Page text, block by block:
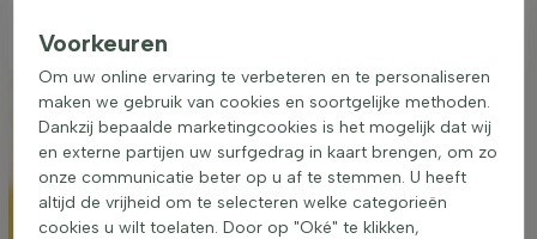
optimale ontwikkeling van Anemone japonica 'Wild Swan'.
Voorkeuren
Om uw online ervaring te verbeteren en te personaliseren
maken we gebruik van cookies en soortgelijke methoden.
Dankzij bepaalde marketingcookies is het mogelijk dat wij
en externe partijen uw surfgedrag in kaart brengen, om zo
onze communicatie beter op u af te stemmen. U heeft
altijd de vrijheid om te selecteren welke categorieën
cookies u wilt toelaten. Door op "Oké" te klikken,